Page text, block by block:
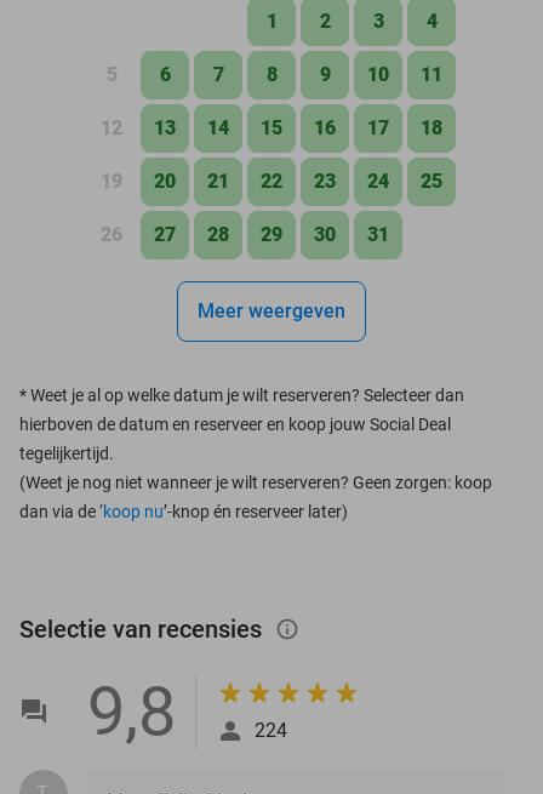
1 2 3 4
5 6 7 8 9 10 11
12 13 14 15 16 17 18
19 20 21 22 23 24 25
26 27 28 29 30 31
Meer weergeven
*Weet je al op welke datum je wilt reserveren? Selecteer dan
hierboven de datum en reserveer en koop jouw Social Deal
tegelijkertijd.
(Weet je nog niet wanneer je wilt reserveren? Geen zorgen: koop
dan via de ‘koop nu’-knop én reserveer later)
Selectie van recensies info_outlined
9,8 224